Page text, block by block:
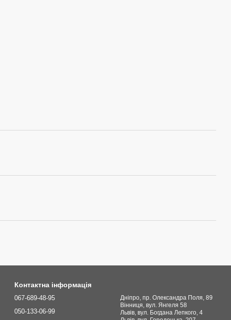
Контактна інформація
067-689-48-95
050-133-06-99
Дніпро, пр. Олександра Поля, 89
Вінниця, вул. Янгеля 58
Львів, вул. Богдана Лепкого, 4